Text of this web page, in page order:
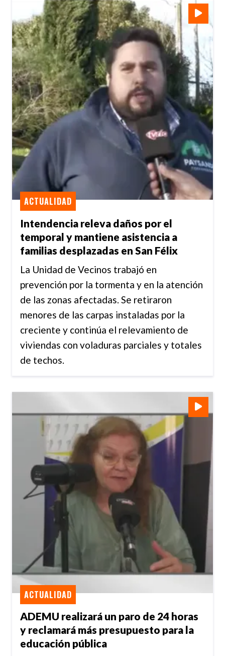
Intendencia releva daños por el
temporal y mantiene asistencia a
familias desplazadas en San Félix
ACTUALIDAD
La Unidad de Vecinos trabajó en
prevención por la tormenta y en la atención
de las zonas afectadas. Se retiraron
menores de las carpas instaladas por la
creciente y continúa el relevamiento de
viviendas con voladuras parciales y totales
de techos.
ADEMU realizará un paro de 24 horas
y reclamará más presupuesto para la
educación pública
ACTUALIDAD